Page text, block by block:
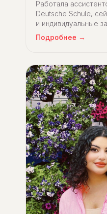
Работала
Deutsche Schule,
и индивидуальные
работе любит
и становятся
Подробнее →